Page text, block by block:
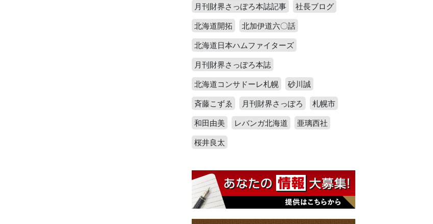
月刊財界さっぽろ本誌記事
社長ブログ
北海道開拓
北加伊道六〇話
北海道日本ハムファイターズ
月刊財界さっぽろ本誌
北海道コンサドーレ札幌
砂川誠
斉藤こずゑ
月刊財界さっぽろ
札幌市
和田由美
レバンガ北海道
亜璃西社
桜井良太